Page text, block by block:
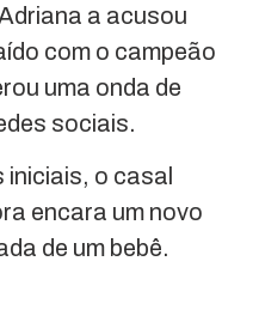
a acusou
com o campeão
uma onda de
sociais.
o casal
encara um novo
de um bebê.